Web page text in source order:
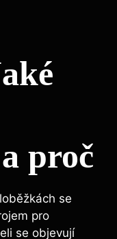
proč
se
pro
se objevují